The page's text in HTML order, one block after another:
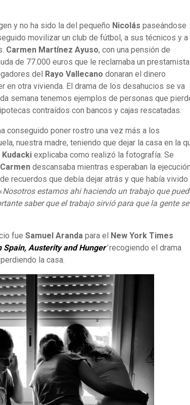
y no ha sido la del pequeño Nicolás paseándose
movilizar un club de fútbol, a sus técnicos y a
Carmen Martínez Ayuso, con una pensión de
de 77.000 euros que le reclamaba un
del Rayo Vallecano donaran el dinero
en otra vivienda. El drama de los desahucios se va
semana tenemos ejemplos de personas que
contraídos con bancos y cajas rescatadas.
conseguido poner rostro una vez más a los
nuestra madre, teniendo que dejar la casa en la
Kudacki explicaba como realizó la fotografía. Se
Carmen descansaba mientras esperaban la ejecución
recuerdos que debía dejar atrás y que había vivido
Nosotros estamos ahi haciendo un trabajo que
saber que el trabajo sirvió para que la gente se
fue Samuel Aranda para el New York Times
Spain, Austerity and Hunger‘recogiendo el drama
la casa.